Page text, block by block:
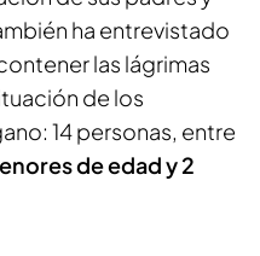
ha entrevistado
las lágrimas
de los
14 personas, entre
de edad y 2